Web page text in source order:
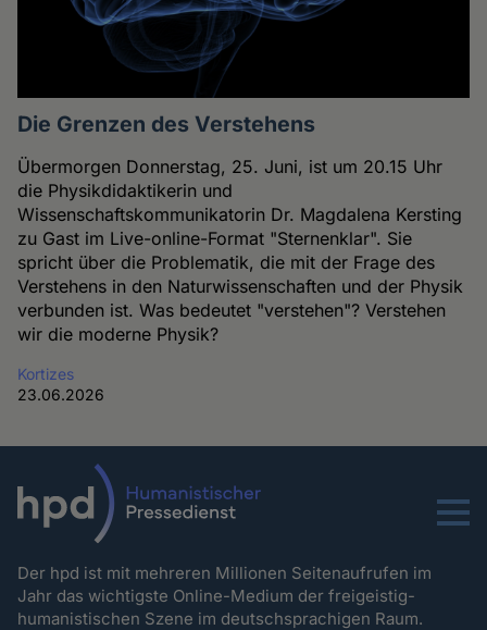
Die Grenzen des Verstehens
Übermorgen Donnerstag, 25. Juni, ist um 20.15 Uhr
die Physikdidaktikerin und
Wissenschaftskommunikatorin Dr. Magdalena Kersting
zu Gast im Live-online-Format "Sternenklar". Sie
spricht über die Problematik, die mit der Frage des
Verstehens in den Naturwissenschaften und der Physik
verbunden ist. Was bedeutet "verstehen"? Verstehen
wir die moderne Physik?
Kortizes
23.06.2026
Menu
Der hpd ist mit mehreren Millionen Seitenaufrufen im
Jahr das wichtigste Online-Medium der freigeistig-
humanistischen Szene im deutschsprachigen Raum.